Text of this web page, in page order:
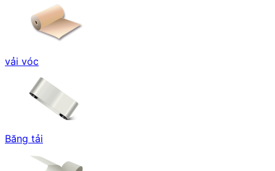
vải vóc
Băng tải